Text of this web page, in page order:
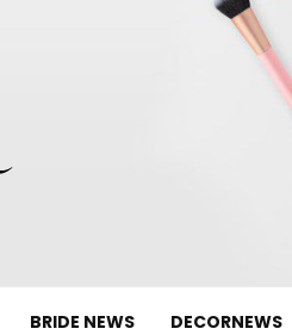
BRIDE NEWS DECORNEWS